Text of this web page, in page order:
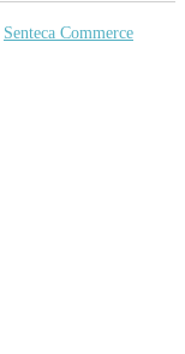
Senteca Commerce